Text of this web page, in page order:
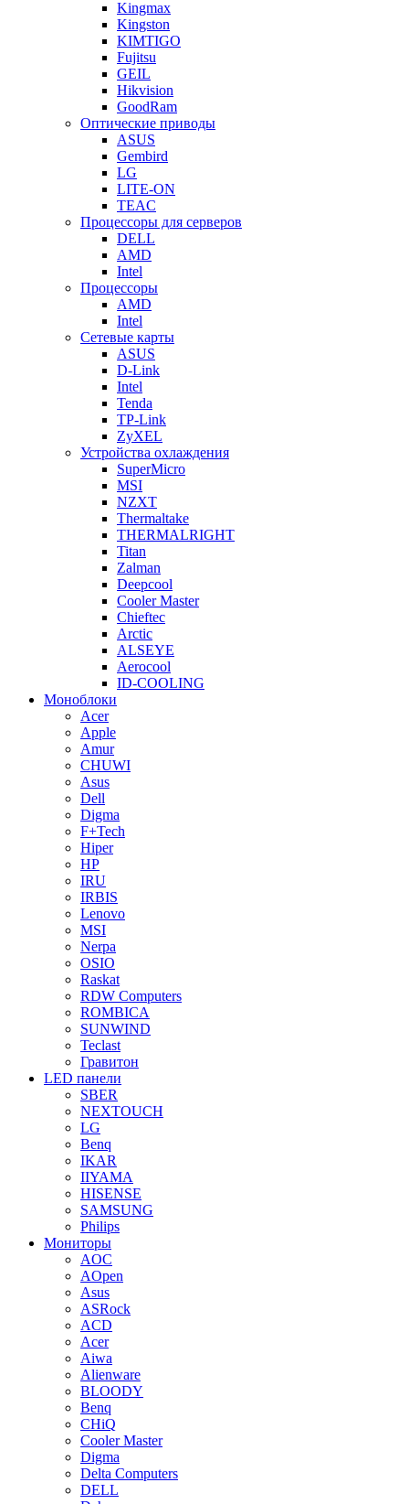
Kingmax
Kingston
KIMTIGO
Fujitsu
GEIL
Hikvision
GoodRam
Оптические приводы
ASUS
Gembird
LG
LITE-ON
TEAC
Процессоры для серверов
DELL
AMD
Intel
Процессоры
AMD
Intel
Сетевые карты
ASUS
D-Link
Intel
Tenda
TP-Link
ZyXEL
Устройства охлаждения
SuperMicro
MSI
NZXT
Thermaltake
THERMALRIGHT
Titan
Zalman
Deepcool
Cooler Master
Chieftec
Arctic
ALSEYE
Aerocool
ID-COOLING
Моноблоки
Acer
Apple
Amur
CHUWI
Asus
Dell
Digma
F+Tech
Hiper
HP
IRU
IRBIS
Lenovo
MSI
Nerpa
OSIO
Raskat
RDW Computers
ROMBICA
SUNWIND
Teclast
Гравитон
LED панели
SBER
NEXTOUCH
LG
Benq
IKAR
IIYAMA
HISENSE
SAMSUNG
Philips
Мониторы
AOC
AOpen
Asus
ASRock
ACD
Acer
Aiwa
Alienware
BLOODY
Benq
CHiQ
Cooler Master
Digma
Delta Computers
DELL